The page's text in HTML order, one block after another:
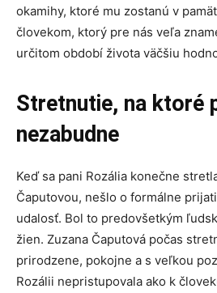
okamihy, ktoré mu zostanú v
človekom, ktorý pre nás veľa
určitom období života väčšiu
Stretnutie, na ktoré
nezabudne
Keď sa pani Rozália konečne
Čaputovou, nešlo o formálne
udalosť. Bol to predovšetkým
žien. Zuzana Čaputová počas
prirodzene, pokojne a s veľkou
Rozálii nepristupovala ako k